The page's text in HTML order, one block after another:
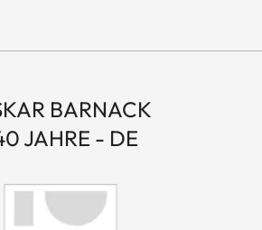
BARNACK
JAHRE - DE